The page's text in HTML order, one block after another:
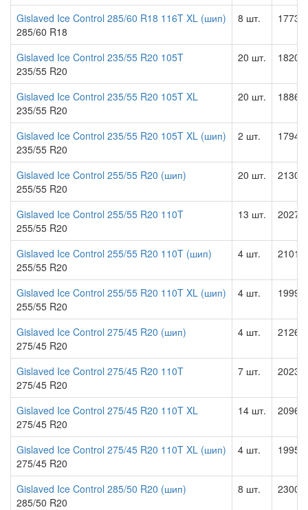
Gislaved Ice Control 285/60 R18 116T XL (шип)
285/60 R18
8 шт.
Gislaved Ice Control 235/55 R20 105T
235/55 R20
20 шт.
Gislaved Ice Control 235/55 R20 105T XL
235/55 R20
20 шт.
Gislaved Ice Control 235/55 R20 105T XL (шип)
235/55 R20
2 шт.
Gislaved Ice Control 255/55 R20 (шип)
255/55 R20
20 шт.
Gislaved Ice Control 255/55 R20 110T
255/55 R20
13 шт.
Gislaved Ice Control 255/55 R20 110T (шип)
255/55 R20
4 шт.
Gislaved Ice Control 255/55 R20 110T XL (шип)
255/55 R20
4 шт.
Gislaved Ice Control 275/45 R20 (шип)
275/45 R20
4 шт.
Gislaved Ice Control 275/45 R20 110T
275/45 R20
7 шт.
Gislaved Ice Control 275/45 R20 110T XL
275/45 R20
14 шт.
Gislaved Ice Control 275/45 R20 110T XL (шип)
275/45 R20
4 шт.
Gislaved Ice Control 285/50 R20 (шип)
285/50 R20
8 шт.